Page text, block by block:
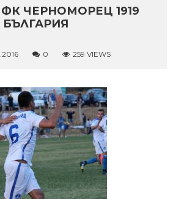
ЧЕРНОМОРЕЦ 1919
0 259 VIEWS